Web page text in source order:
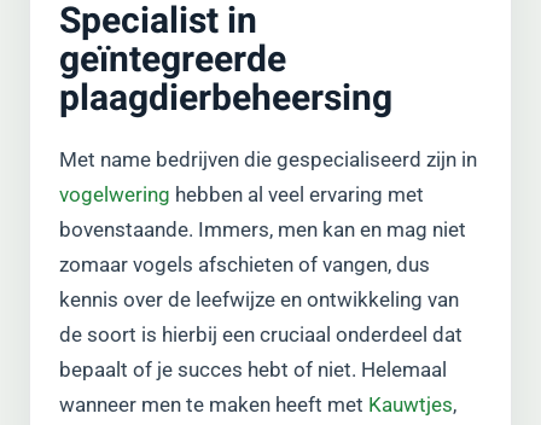
Specialist in
geïntegreerde
plaagdierbeheersing
Met name bedrijven die gespecialiseerd zijn in
vogelwering hebben al veel ervaring met
bovenstaande. Immers, men kan en mag niet
zomaar vogels afschieten of vangen, dus
kennis over de leefwijze en ontwikkeling van
de soort is hierbij een cruciaal onderdeel dat
bepaalt of je succes hebt of niet. Helemaal
wanneer men te maken heeft met Kauwtjes,